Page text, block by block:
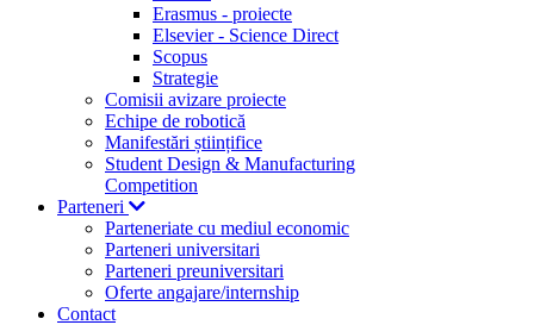
Erasmus - proiecte
Elsevier - Science Direct
Scopus
Strategie
Comisii avizare proiecte
Echipe de robotică
Manifestări științifice
Student Design & Manufacturing
Competition
Parteneri
Parteneriate cu mediul economic
Parteneri universitari
Parteneri preuniversitari
Oferte angajare/internship
Contact